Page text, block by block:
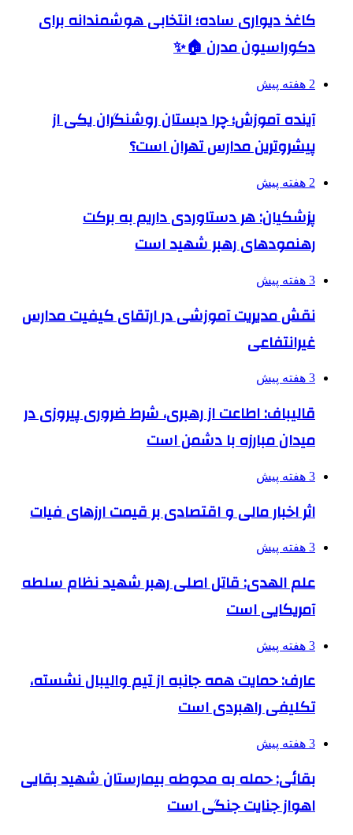
کاغذ دیواری ساده؛ انتخابی هوشمندانه برای
دکوراسیون مدرن 🏠✨
2 هفته پیش
آینده آموزش؛ چرا دبستان روشنگران یکی از
پیشروترین مدارس تهران است؟
2 هفته پیش
پزشکیان: هر دستاوردی داریم به برکت
رهنمودهای رهبر شهید است
3 هفته پیش
نقش مدیریت آموزشی در ارتقای کیفیت مدارس
غیرانتفاعی
3 هفته پیش
قالیباف: اطاعت از رهبری، شرط ضروری پیروزی در
میدان مبارزه با دشمن است
3 هفته پیش
اثر اخبار مالی و اقتصادی بر قیمت ارزهای فیات
3 هفته پیش
علم الهدی: قاتل اصلی رهبر شهید نظام سلطه
آمریکایی است
3 هفته پیش
عارف: حمایت همه جانبه از تیم والیبال نشسته،
تکلیفی راهبردی است
3 هفته پیش
بقائی: حمله به محوطه بیمارستان شهید بقایی
اهواز جنایت جنگی است